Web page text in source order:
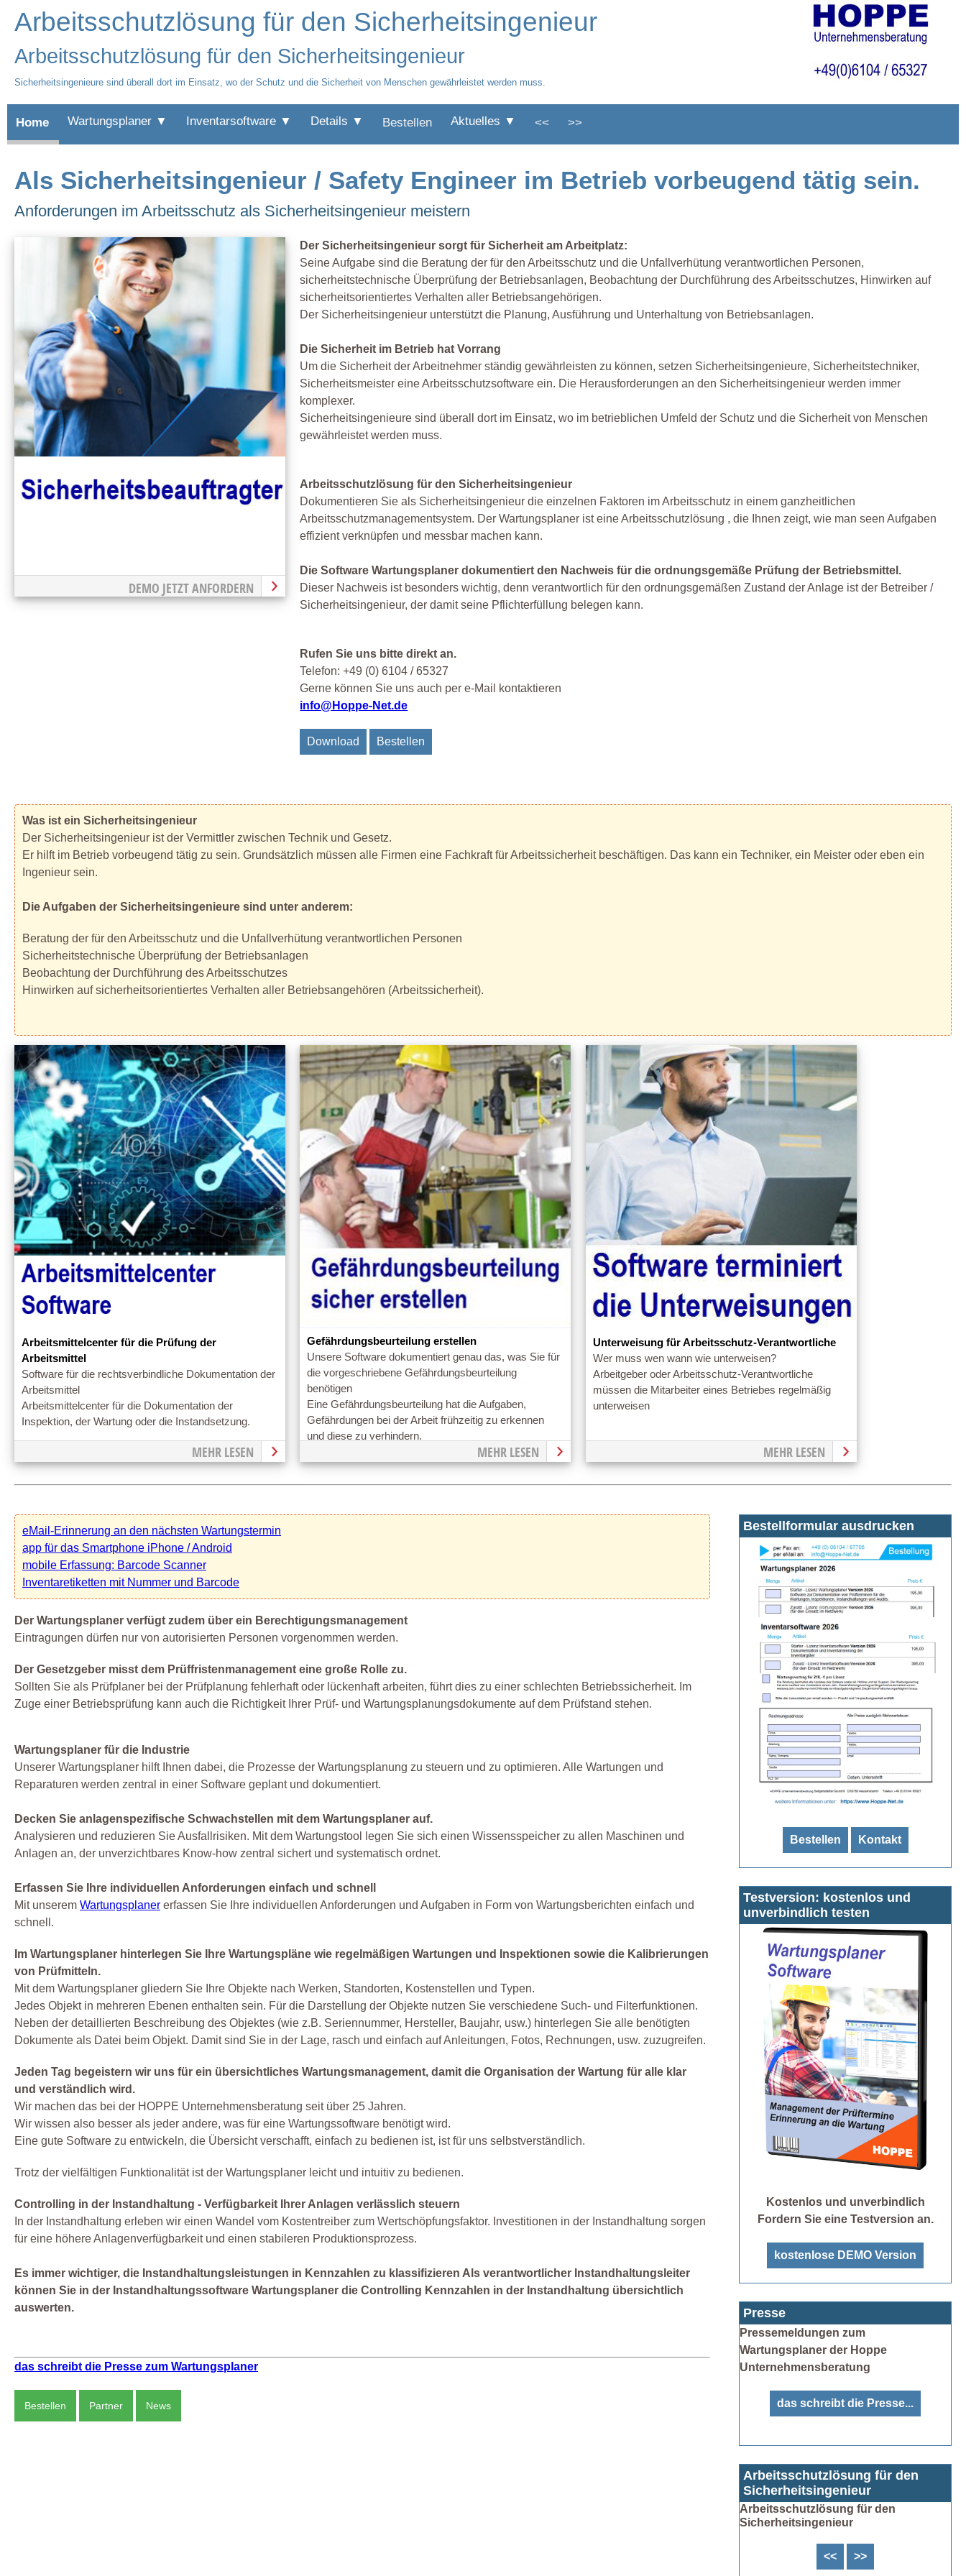
Arbeitsschutzlösung für den Sicherheitsingenieur
Arbeitsschutzlösung für den Sicherheitsingenieur
Sicherheitsingenieure sind überall dort im Einsatz, wo der Schutz und die Sicherheit von Menschen gewährleistet werden muss.
Home Wartungsplaner ▼ Inventarsoftware ▼ Details ▼ Bestellen Aktuelles ▼ << >>
Als Sicherheitsingenieur / Safety Engineer im Betrieb vorbeugend tätig sein.
Anforderungen im Arbeitsschutz als Sicherheitsingenieur meistern
DEMO JETZT ANFORDERN
Der Sicherheitsingenieur sorgt für Sicherheit am Arbeitplatz:
Seine Aufgabe sind die Beratung der für den Arbeitsschutz und die Unfallverhütung verantwortlichen Personen,
sicherheitstechnische Überprüfung der Betriebsanlagen, Beobachtung der Durchführung des Arbeitsschutzes, Hinwirken auf
sicherheitsorientiertes Verhalten aller Betriebsangehörigen.
Der Sicherheitsingenieur unterstützt die Planung, Ausführung und Unterhaltung von Betriebsanlagen.
Die Sicherheit im Betrieb hat Vorrang
Um die Sicherheit der Arbeitnehmer ständig gewährleisten zu können, setzen Sicherheitsingenieure, Sicherheitstechniker,
Sicherheitsmeister eine Arbeitsschutzsoftware ein. Die Herausforderungen an den Sicherheitsingenieur werden immer
komplexer.
Sicherheitsingenieure sind überall dort im Einsatz, wo im betrieblichen Umfeld der Schutz und die Sicherheit von Menschen
gewährleistet werden muss.
Arbeitsschutzlösung für den Sicherheitsingenieur
Dokumentieren Sie als Sicherheitsingenieur die einzelnen Faktoren im Arbeitsschutz in einem ganzheitlichen
Arbeitsschutzmanagementsystem. Der Wartungsplaner ist eine Arbeitsschutzlösung , die Ihnen zeigt, wie man seen Aufgaben
effizient verknüpfen und messbar machen kann.
Die Software Wartungsplaner dokumentiert den Nachweis für die ordnungsgemäße Prüfung der Betriebsmittel.
Dieser Nachweis ist besonders wichtig, denn verantwortlich für den ordnungsgemäßen Zustand der Anlage ist der Betreiber /
Sicherheitsingenieur, der damit seine Pflichterfüllung belegen kann.
Rufen Sie uns bitte direkt an.
Telefon: +49 (0) 6104 / 65327
Gerne können Sie uns auch per e-Mail kontaktieren
info@Hoppe-Net.de
Download Bestellen
Was ist ein Sicherheitsingenieur
Der Sicherheitsingenieur ist der Vermittler zwischen Technik und Gesetz.
Er hilft im Betrieb vorbeugend tätig zu sein. Grundsätzlich müssen alle Firmen eine Fachkraft für Arbeitssicherheit beschäftigen. Das kann ein Techniker, ein Meister oder eben ein
Ingenieur sein.
Die Aufgaben der Sicherheitsingenieure sind unter anderem:
Beratung der für den Arbeitsschutz und die Unfallverhütung verantwortlichen Personen
Sicherheitstechnische Überprüfung der Betriebsanlagen
Beobachtung der Durchführung des Arbeitsschutzes
Hinwirken auf sicherheitsorientiertes Verhalten aller Betriebsangehören (Arbeitssicherheit).
Arbeitsmittelcenter für die Prüfung der
Arbeitsmittel
Software für die rechtsverbindliche Dokumentation der
Arbeitsmittel
Arbeitsmittelcenter für die Dokumentation der
Inspektion, der Wartung oder die Instandsetzung.
MEHR LESEN
Gefährdungsbeurteilung erstellen
Unsere Software dokumentiert genau das, was Sie für
die vorgeschriebene Gefährdungsbeurteilung
benötigen
Eine Gefährdungsbeurteilung hat die Aufgaben,
Gefährdungen bei der Arbeit frühzeitig zu erkennen
und diese zu verhindern.
MEHR LESEN
Unterweisung für Arbeitsschutz-Verantwortliche
Wer muss wen wann wie unterweisen?
Arbeitgeber oder Arbeitsschutz-Verantwortliche
müssen die Mitarbeiter eines Betriebes regelmäßig
unterweisen
MEHR LESEN
eMail-Erinnerung an den nächsten Wartungstermin
app für das Smartphone iPhone / Android
mobile Erfassung: Barcode Scanner
Inventaretiketten mit Nummer und Barcode
Der Wartungsplaner verfügt zudem über ein Berechtigungsmanagement
Eintragungen dürfen nur von autorisierten Personen vorgenommen werden.
Der Gesetzgeber misst dem Prüffristenmanagement eine große Rolle zu.
Sollten Sie als Prüfplaner bei der Prüfplanung fehlerhaft oder lückenhaft arbeiten, führt dies zu einer schlechten Betriebssicherheit. Im
Zuge einer Betriebsprüfung kann auch die Richtigkeit Ihrer Prüf- und Wartungsplanungsdokumente auf dem Prüfstand stehen.
Wartungsplaner für die Industrie
Unserer Wartungsplaner hilft Ihnen dabei, die Prozesse der Wartungsplanung zu steuern und zu optimieren. Alle Wartungen und
Reparaturen werden zentral in einer Software geplant und dokumentiert.
Decken Sie anlagenspezifische Schwachstellen mit dem Wartungsplaner auf.
Analysieren und reduzieren Sie Ausfallrisiken. Mit dem Wartungstool legen Sie sich einen Wissensspeicher zu allen Maschinen und
Anlagen an, der unverzichtbares Know-how zentral sichert und systematisch ordnet.
Erfassen Sie Ihre individuellen Anforderungen einfach und schnell
Mit unserem Wartungsplaner erfassen Sie Ihre individuellen Anforderungen und Aufgaben in Form von Wartungsberichten einfach und
schnell.
Im Wartungsplaner hinterlegen Sie Ihre Wartungspläne wie regelmäßigen Wartungen und Inspektionen sowie die Kalibrierungen
von Prüfmitteln.
Mit dem Wartungsplaner gliedern Sie Ihre Objekte nach Werken, Standorten, Kostenstellen und Typen.
Jedes Objekt in mehreren Ebenen enthalten sein. Für die Darstellung der Objekte nutzen Sie verschiedene Such- und Filterfunktionen.
Neben der detaillierten Beschreibung des Objektes (wie z.B. Seriennummer, Hersteller, Baujahr, usw.) hinterlegen Sie alle benötigten
Dokumente als Datei beim Objekt. Damit sind Sie in der Lage, rasch und einfach auf Anleitungen, Fotos, Rechnungen, usw. zuzugreifen.
Jeden Tag begeistern wir uns für ein übersichtliches Wartungsmanagement, damit die Organisation der Wartung für alle klar
und verständlich wird.
Wir machen das bei der HOPPE Unternehmensberatung seit über 25 Jahren.
Wir wissen also besser als jeder andere, was für eine Wartungssoftware benötigt wird.
Eine gute Software zu entwickeln, die Übersicht verschafft, einfach zu bedienen ist, ist für uns selbstverständlich.
Trotz der vielfältigen Funktionalität ist der Wartungsplaner leicht und intuitiv zu bedienen.
Controlling in der Instandhaltung - Verfügbarkeit Ihrer Anlagen verlässlich steuern
In der Instandhaltung erleben wir einen Wandel vom Kostentreiber zum Wertschöpfungsfaktor. Investitionen in der Instandhaltung sorgen
für eine höhere Anlagenverfügbarkeit und einen stabileren Produktionsprozess.
Es immer wichtiger, die Instandhaltungsleistungen in Kennzahlen zu klassifizieren Als verantwortlicher Instandhaltungsleiter
können Sie in der Instandhaltungssoftware Wartungsplaner die Controlling Kennzahlen in der Instandhaltung übersichtlich
auswerten.
das schreibt die Presse zum Wartungsplaner
Bestellen Partner News
Bestellformular ausdrucken
Bestellen Kontakt
Testversion: kostenlos und
unverbindlich testen
Kostenlos und unverbindlich
Fordern Sie eine Testversion an.
kostenlose DEMO Version
Presse
Pressemeldungen zum
Wartungsplaner der Hoppe
Unternehmensberatung
das schreibt die Presse...
Arbeitsschutzlösung für den
Sicherheitsingenieur
Arbeitsschutzlösung für den
Sicherheitsingenieur
<< >>